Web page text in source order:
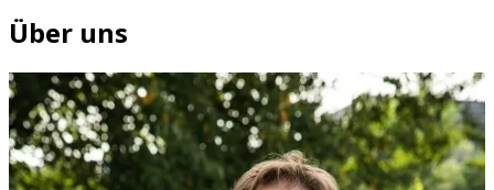
Über uns